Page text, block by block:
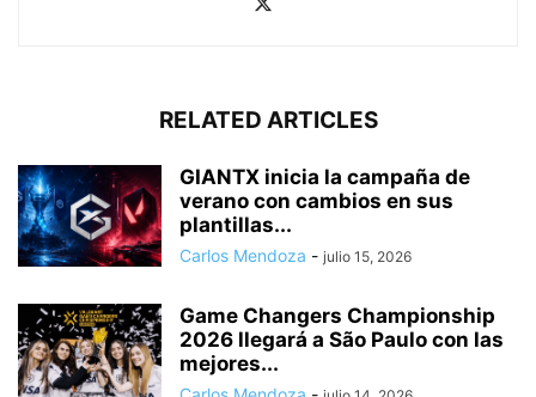
RELATED ARTICLES
GIANTX inicia la campaña de
verano con cambios en sus
plantillas...
Carlos Mendoza - julio 15, 2026
Game Changers Championship
2026 llegará a São Paulo con las
mejores...